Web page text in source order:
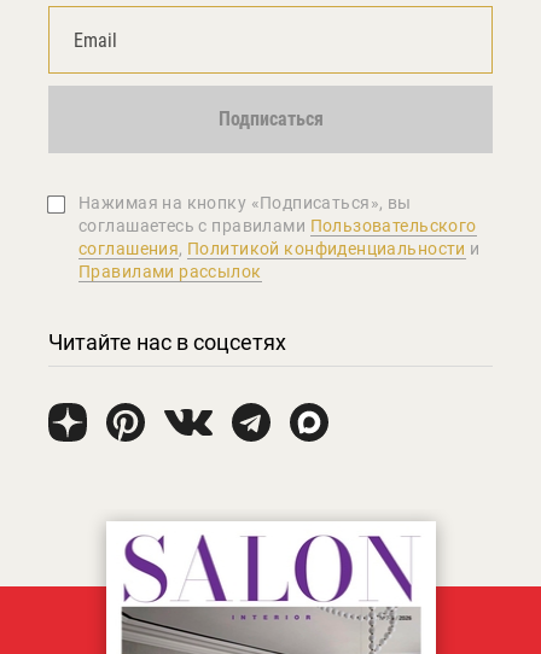
Подписаться
Нажимая на кнопку «Подписаться», вы
соглашаетеcь с правилами Пользовательского
соглашения, Политикой конфиденциальности и
Правилами рассылок
Читайте нас в соцсетях